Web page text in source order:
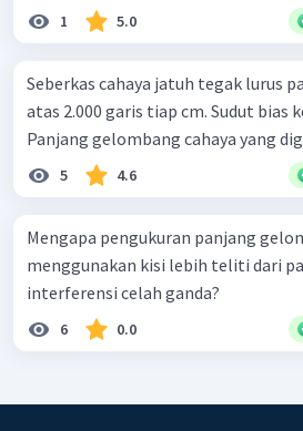
1 5.0
Seberkas cahaya jatuh tegak lurus
atas 2.000 garis tiap cm. Sudut bias
Panjang gelombang cahaya yang
5 4.6
Mengapa pengukuran panjang
menggunakan kisi lebih teliti dari
interferensi celah ganda?
6 0.0